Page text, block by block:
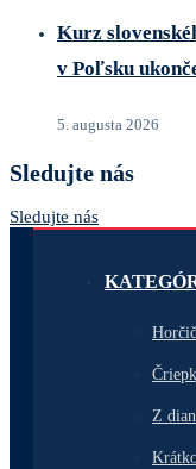
Kurz
v Poľsku
5. augusta 2026
Sledujte nás
Sledujte nás
Z